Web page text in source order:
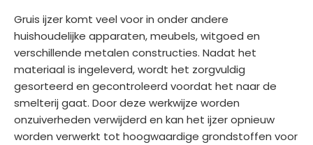
Gruis ijzer komt veel voor in onder andere
huishoudelijke apparaten, meubels, witgoed en
verschillende metalen constructies. Nadat het
materiaal is ingeleverd, wordt het zorgvuldig
gesorteerd en gecontroleerd voordat het naar de
smelterij gaat. Door deze werkwijze worden
onzuiverheden verwijderd en kan het ijzer opnieuw
worden verwerkt tot hoogwaardige grondstoffen voor